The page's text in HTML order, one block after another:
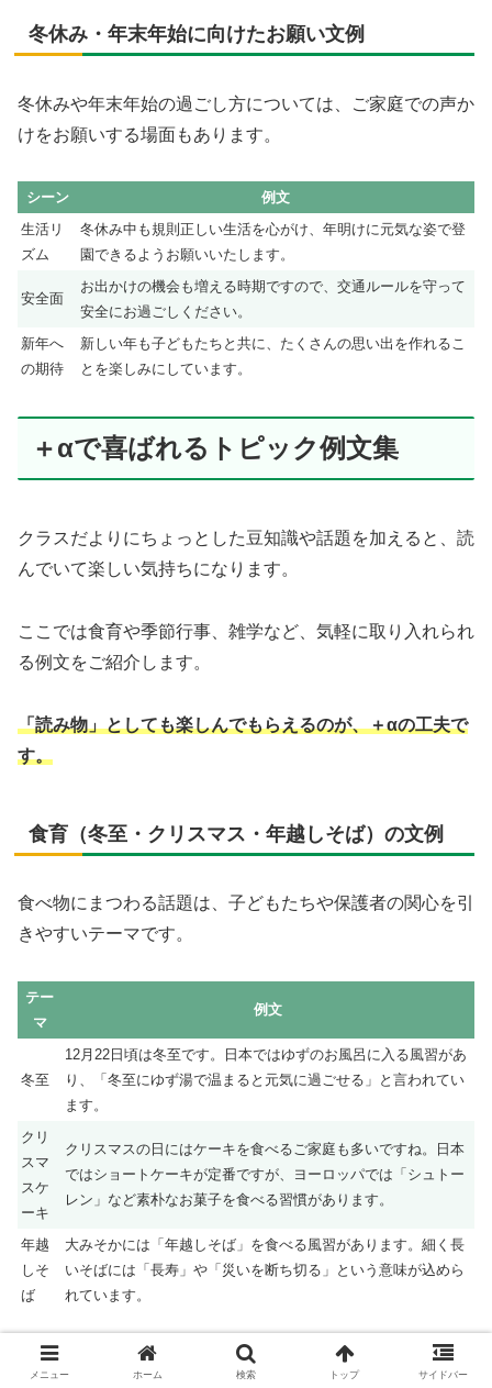
冬休み・年末年始に向けたお願い文例
冬休みや年末年始の過ごし方については、ご家庭での声か
けをお願いする場面もあります。
シーン
例文
生活リ
ズム
冬休み中も規則正しい生活を心がけ、年明けに元気な姿で登
園できるようお願いいたします。
安全面
お出かけの機会も増える時期ですので、交通ルールを守って
安全にお過ごしください。
新年へ
の期待
新しい年も子どもたちと共に、たくさんの思い出を作れるこ
とを楽しみにしています。
＋αで喜ばれるトピック例文集
クラスだよりにちょっとした豆知識や話題を加えると、読
んでいて楽しい気持ちになります。
ここでは食育や季節行事、雑学など、気軽に取り入れられ
る例文をご紹介します。
「読み物」としても楽しんでもらえるのが、＋αの工夫で
す。
食育（冬至・クリスマス・年越しそば）の文例
食べ物にまつわる話題は、子どもたちや保護者の関心を引
きやすいテーマです。
テー
マ
例文
冬至
12月22日頃は冬至です。日本ではゆずのお風呂に入る風習があ
り、「冬至にゆず湯で温まると元気に過ごせる」と言われてい
ます。
クリ
スマ
スケ
ーキ
クリスマスの日にはケーキを食べるご家庭も多いですね。日本
ではショートケーキが定番ですが、ヨーロッパでは「シュトー
レン」など素朴なお菓子を食べる習慣があります。
年越
しそ
ば
大みそかには「年越しそば」を食べる風習があります。細く長
いそばには「長寿」や「災いを断ち切る」という意味が込めら
れています。
健康・保健に関する呼びかけ文例
メニュー ホーム 検索 トップ サイドバー